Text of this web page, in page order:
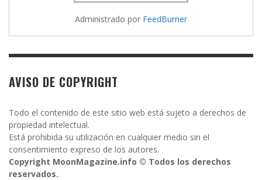
Administrado por FeedBurner
AVISO DE COPYRIGHT
Todo el contenido de este sitio web está sujeto a derechos de
propiedad intelectual.
Está prohibida su utilización en cualquier medio sin el
consentimiento expreso de los autores.
Copyright MoonMagazine.info © Todos los derechos
reservados.